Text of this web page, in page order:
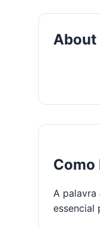
About
Como
A palavra
essencial